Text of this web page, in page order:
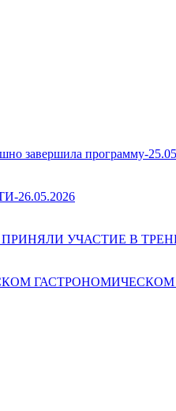
завершила программу-
УЧАСТИЕ В
ГАСТРОНОМИЧЕСКОМ